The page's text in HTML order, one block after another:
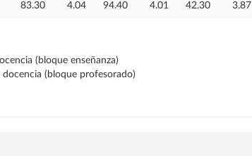
83.30 4.04 94.40 4.01 42.30 3.87
(bloque enseñanza)
(bloque profesorado)